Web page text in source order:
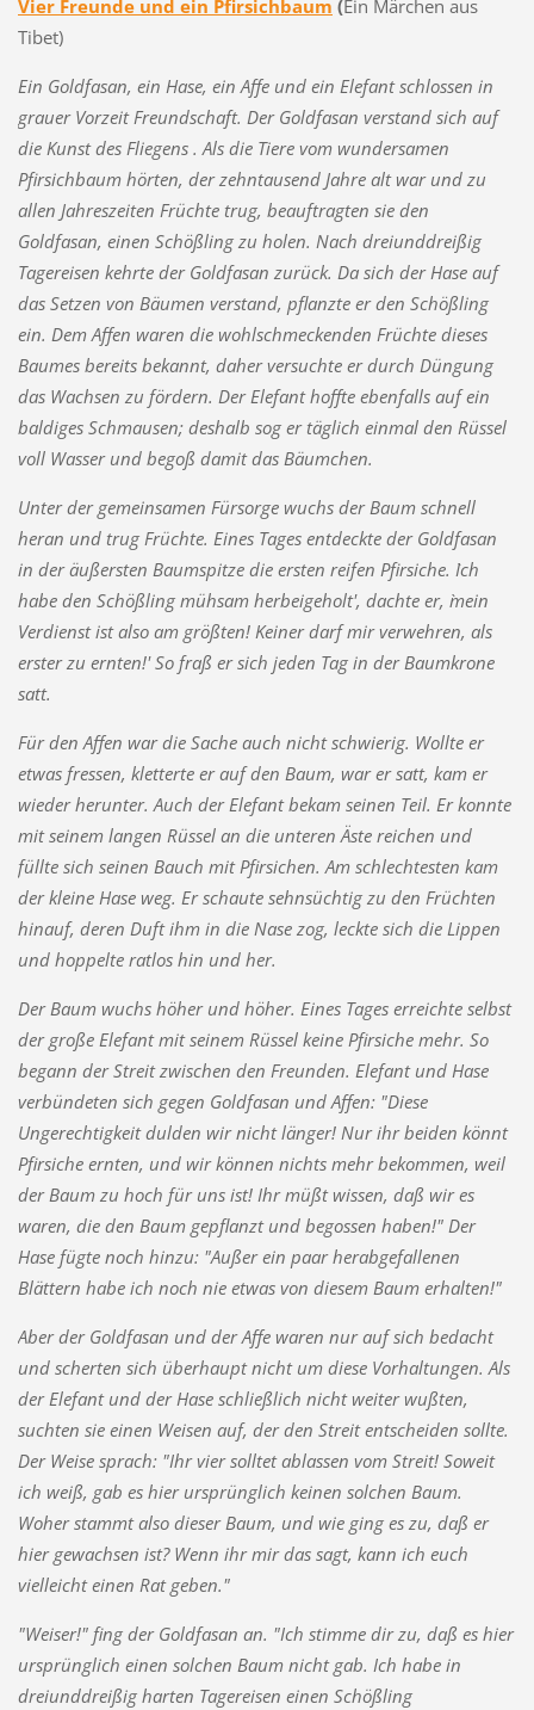
Vier Freunde und ein Pfirsichbaum (Ein Märchen aus
Tibet)
Ein Goldfasan, ein Hase, ein Affe und ein Elefant schlossen in
grauer Vorzeit Freundschaft. Der Goldfasan verstand sich auf
die Kunst des Fliegens . Als die Tiere vom wundersamen
Pfirsichbaum hörten, der zehntausend Jahre alt war und zu
allen Jahreszeiten Früchte trug, beauftragten sie den
Goldfasan, einen Schößling zu holen. Nach dreiunddreißig
Tagereisen kehrte der Goldfasan zurück. Da sich der Hase auf
das Setzen von Bäumen verstand, pflanzte er den Schößling
ein. Dem Affen waren die wohlschmeckenden Früchte dieses
Baumes bereits bekannt, daher versuchte er durch Düngung
das Wachsen zu fördern. Der Elefant hoffte ebenfalls auf ein
baldiges Schmausen; deshalb sog er täglich einmal den Rüssel
voll Wasser und begoß damit das Bäumchen.
Unter der gemeinsamen Fürsorge wuchs der Baum schnell
heran und trug Früchte. Eines Tages entdeckte der Goldfasan
in der äußersten Baumspitze die ersten reifen Pfirsiche. `Ich
habe den Schößling mühsam herbeigeholt', dachte er, `mein
Verdienst ist also am größten! Keiner darf mir verwehren, als
erster zu ernten!' So fraß er sich jeden Tag in der Baumkrone
satt.
Für den Affen war die Sache auch nicht schwierig. Wollte er
etwas fressen, kletterte er auf den Baum, war er satt, kam er
wieder herunter. Auch der Elefant bekam seinen Teil. Er konnte
mit seinem langen Rüssel an die unteren Äste reichen und
füllte sich seinen Bauch mit Pfirsichen. Am schlechtesten kam
der kleine Hase weg. Er schaute sehnsüchtig zu den Früchten
hinauf, deren Duft ihm in die Nase zog, leckte sich die Lippen
und hoppelte ratlos hin und her.
Der Baum wuchs höher und höher. Eines Tages erreichte selbst
der große Elefant mit seinem Rüssel keine Pfirsiche mehr. So
begann der Streit zwischen den Freunden. Elefant und Hase
verbündeten sich gegen Goldfasan und Affen: "Diese
Ungerechtigkeit dulden wir nicht länger! Nur ihr beiden könnt
Pfirsiche ernten, und wir können nichts mehr bekommen, weil
der Baum zu hoch für uns ist! Ihr müßt wissen, daß wir es
waren, die den Baum gepflanzt und begossen haben!" Der
Hase fügte noch hinzu: "Außer ein paar herabgefallenen
Blättern habe ich noch nie etwas von diesem Baum erhalten!"
Aber der Goldfasan und der Affe waren nur auf sich bedacht
und scherten sich überhaupt nicht um diese Vorhaltungen. Als
der Elefant und der Hase schließlich nicht weiter wußten,
suchten sie einen Weisen auf, der den Streit entscheiden sollte.
Der Weise sprach: "Ihr vier solltet ablassen vom Streit! Soweit
ich weiß, gab es hier ursprünglich keinen solchen Baum.
Woher stammt also dieser Baum, und wie ging es zu, daß er
hier gewachsen ist? Wenn ihr mir das sagt, kann ich euch
vielleicht einen Rat geben."
"Weiser!" fing der Goldfasan an. "Ich stimme dir zu, daß es hier
ursprünglich einen solchen Baum nicht gab. Ich habe in
dreiunddreißig harten Tagereisen einen Schößling